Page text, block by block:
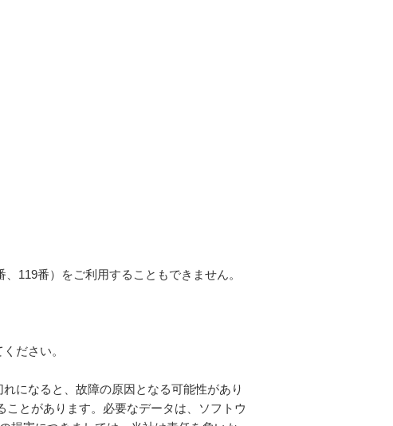
119番）をご利用することもできません。
ださい。
になると、故障の原因となる可能性があり
とがあります。必要なデータは、ソフトウ